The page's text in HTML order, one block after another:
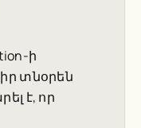
ի
տնօրեն
է, որ